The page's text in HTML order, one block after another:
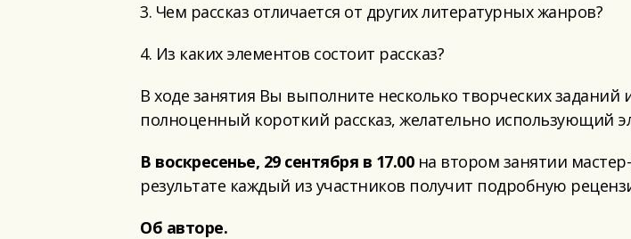
3. Чем рассказ отличается от других литературных жанров?
4. Из каких элементов состоит рассказ?
В ходе занятия Вы выполните несколько творческих
полноценный короткий рассказ, желательно использующий
В воскресенье, 29 сентября в 17.00на втором занятии мастер-
результате каждый из участников получит подробную
Об авторе.